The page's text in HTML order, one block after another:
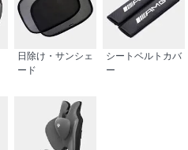
日除け・サンシェ
ード
シートベルトカバ
ー